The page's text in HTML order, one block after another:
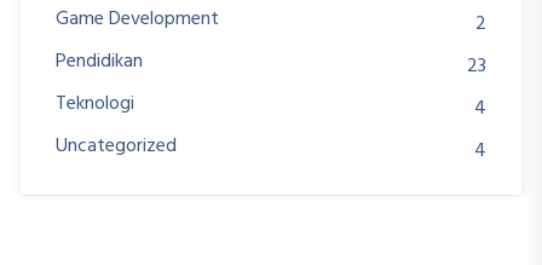
Game Development
2
Pendidikan
23
Teknologi
4
Uncategorized
4